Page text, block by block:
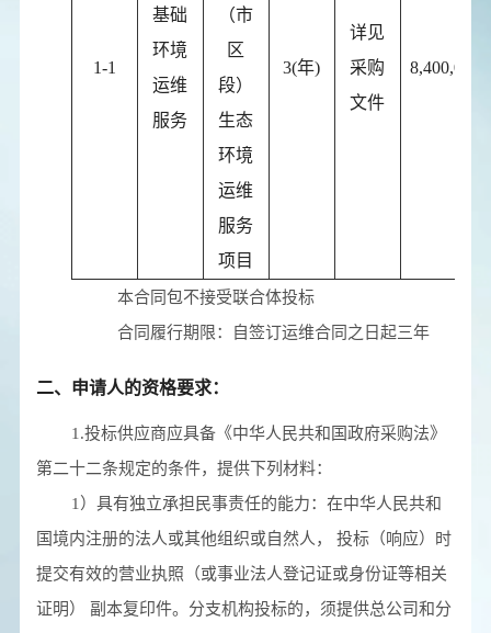
1-1
基础
环境
运维
服务
（市
区
段）
生态
环境
运维
服务
项目
3(年)
详见
采购
文件
本合同包不接受联合体投标
合同履行期限：
自签订运维合同之日起三年
二、申请人的资格要求：
1.投标供应商应具备《中华人民共和国政府采购法》
第二十二条规定的条件，提供下列材料：
1）具有独立承担民事责任的能力：在中华人民共和
国境内注册的法人或其他组织或自然人， 投标（响应）时
提交有效的营业执照（或事业法人登记证或身份证等相关
证明） 副本复印件。分支机构投标的，须提供总公司和分